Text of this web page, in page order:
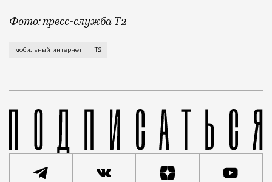
Фото: пресс-служба Т2
Мобильный оператор Т2 завершил работы по
мобильный интернет Т2